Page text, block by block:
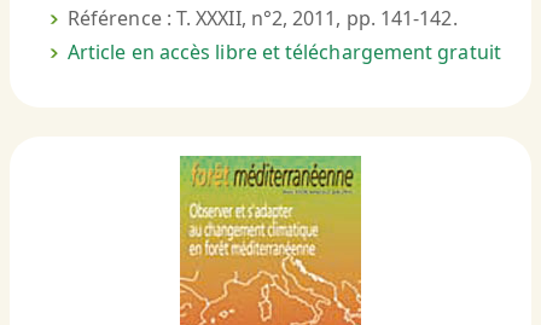
Référence : T. XXXII, n°2, 2011, pp. 141-142.
Article en accès libre et téléchargement gratuit